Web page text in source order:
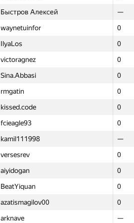
Быстров Алексей —
waynetuinfor 0
IlyaLos 0
victoragnez 0
Sina.Abbasi 0
rmgatin 0
kissed.code 0
fcieagle93 0
kamil111998 —
versesrev 0
aiyidogan 0
BeatYiquan 0
azatismagilov00 0
arknave —
Մասնակից 1